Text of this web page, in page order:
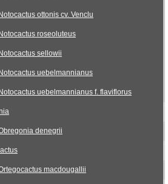
Notocactus ottonis cv. Venclu
Notocactus roseoluteus
Notocactus sellowii
Notocactus uebelmannianus
Notocactus uebelmannianus f. flaviflorus
denegrii
macdougallii